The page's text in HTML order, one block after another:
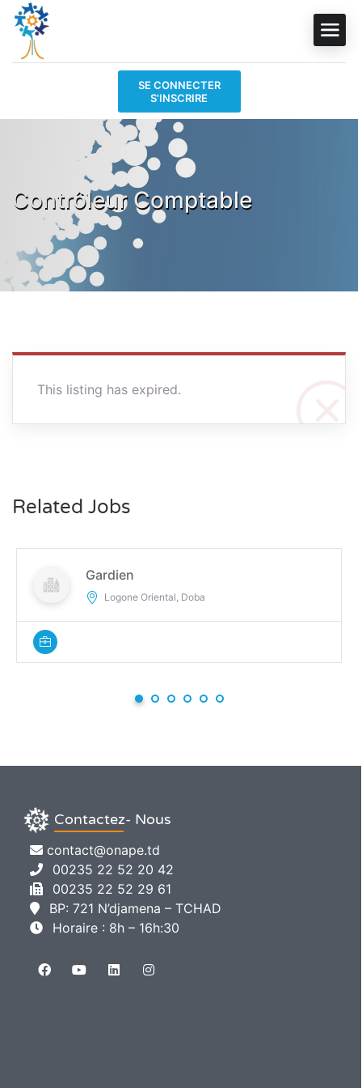
SE CONNECTER
S'INSCRIRE
Contrôleur Comptable
This listing has expired.
Related Jobs
Gardien
Logone Oriental, Doba
Contactez- Nous
contact@onape.td
00235 22 52 20 42
00235 22 52 29 61
BP: 721 N’djamena – TCHAD
Horaire : 8h – 16h:30